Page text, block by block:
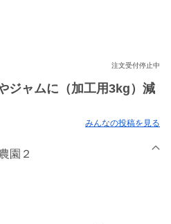
注文受付停止中
ジャムに（加工用3kg）減
みんなの投稿を見る
園２